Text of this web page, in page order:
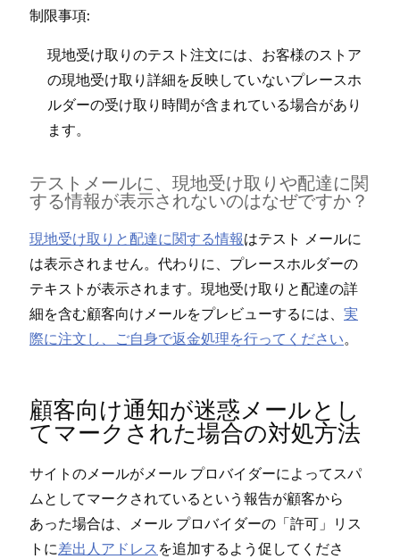
制限事項⁠:
現地受け取りのテスト注文には⁠、お客様のストア
の現地受け取り詳細を反映していないプレ⁠ースホ
ルダ⁠ーの受け取り時間が含まれている場合があり
ます⁠。
テストメ⁠ールに⁠、現地受け取りや配達に関
する情報が表示されないのはなぜですか⁠？
現地受け取りと配達に関する情報はテスト メ⁠ールに
は表示されません⁠。代わりに⁠、プレ⁠ースホルダ⁠ーの
テキストが表示されます⁠。現地受け取りと配達の詳
細を含む顧客向けメ⁠ールをプレビ⁠ュ⁠ーするには⁠、 実
際に注文し⁠、ご自身で返金処理を行⁠ってください⁠。
顧客向け通知が迷惑メ⁠ールとし
てマ⁠ークされた場合の対処方法
サイトのメ⁠ールがメ⁠ール プロバイダ⁠ーによ⁠ってスパ
ムとしてマ⁠ークされているという報告が顧客から
あ⁠った場合は⁠、メ⁠ール プロバイダ⁠ーの「⁠許可⁠」リス
トに差出人アドレス を追加するよう促してくださ